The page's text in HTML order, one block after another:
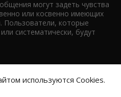
могут задеть чувства
или косвенно имеющих
Пользователи, которые
систематически, будут
используются Cookies.